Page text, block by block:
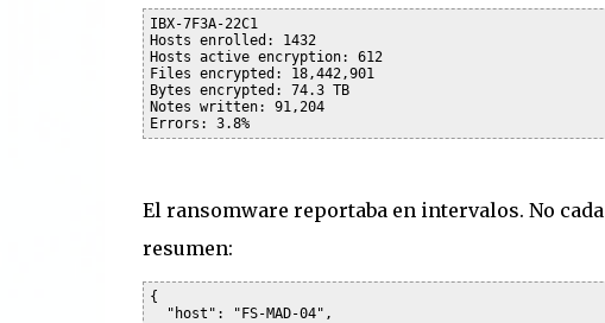
IBX-7F3A-22C1
Hosts enrolled: 1432
Hosts active encryption: 612
Files encrypted: 18,442,901
Bytes encrypted: 74.3 TB
Notes written: 91,204
Errors: 3.8%
El ransomware reportaba en intervalos. No
resumen:
{
  "host": "FS-MAD-04",